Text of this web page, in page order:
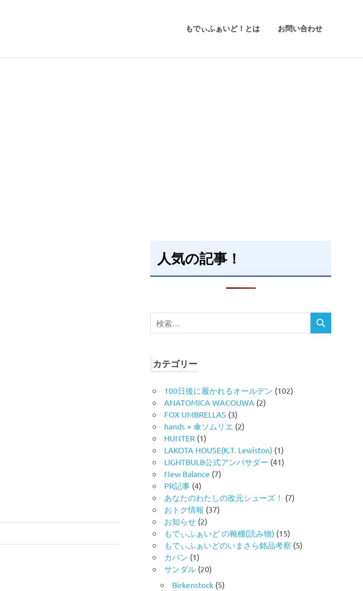
もでぃふぁいど！とは お問い合わせ
人気の記事！
検
索
検
カテゴリー
100日後に履かれるオールデン (102)
ANATOMICA WACOUWA (2)
FOX UMBRELLAS (3)
hands × 傘ソムリエ (2)
HUNTER (1)
LAKOTA HOUSE(K.T. Lewiston) (1)
LIGHTBULB公式アンバサダー (41)
New Balance (7)
PR記事 (4)
あなたのわたしの改元シューズ！ (7)
おトク情報 (37)
お知らせ (2)
もでぃふぁいど の靴棚(読み物) (15)
もでぃふぁいどのいまさら銘品考察 (5)
カバン (1)
サンダル (20)
Birkenstock (5)